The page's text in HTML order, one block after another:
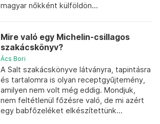
magyar nőkként külföldön...
Mire való egy Michelin-csillagos
szakácskönyv?
Ács Bori
A Salt szakácskönyve látványra, tapintásra
és tartalomra is olyan receptgyűjtemény,
amilyen nem volt még eddig. Mondjuk,
nem feltétlenül főzésre való, de mi azért
egy babfőzeléket elkészítettünk...